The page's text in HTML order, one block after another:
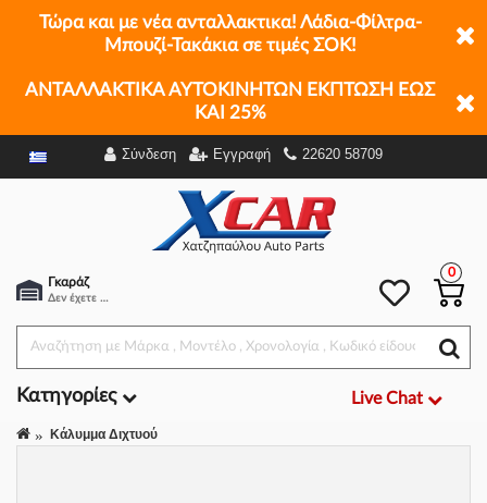
Τώρα και με νέα ανταλλακτικα! Λάδια-Φίλτρα-
Μπουζί-Τακάκια σε τιμές ΣΟΚ!
ΑΝΤΑΛΛΑΚΤΙΚΑ ΑΥΤΟΚΙΝΗΤΩΝ ΕΚΠΤΩΣΗ ΕΩΣ
ΚΑΙ 25%
Σύνδεση Εγγραφή 22620 58709
Γκαράζ
Δεν έχετε επιλέξει αμάξι.
0
Κατηγορίες Live Chat
Κάλυμμα Διχτυού
Φίλτρα